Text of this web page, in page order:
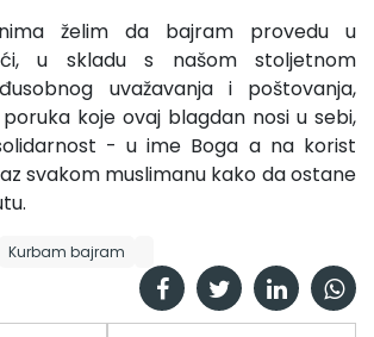
želim da bajram provedu u
u skladu s našom stoljetnom
uvažavanja i poštovanja,
koje ovaj blagdan nosi u sebi,
- u ime Boga a na korist
svakom muslimanu kako da ostane
Kurbam bajram